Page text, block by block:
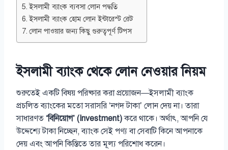
ইসলামী ব্যাংক ব্যবসা লোন পদ্ধতি
ইসলামী ব্যাংক হোম লোন ইন্টারেস্ট রেট
লোন পাওয়ার জন্য কিছু গুরুত্বপূর্ণ টিপস
ইসলামী ব্যাংক থেকে লোন নেওয়ার নিয়ম
শুরুতেই একটি বিষয় পরিষ্কার করা প্রয়োজন—ইসলামী ব্যাংক
প্রচলিত ব্যাংকের মতো সরাসরি ‘নগদ টাকা’ লোন দেয় না। তারা
সাধারণত ‘বিনিয়োগ’ (Investment)করে থাকে। অর্থাৎ, আপনি যে
উদ্দেশ্যে টাকা নিচ্ছেন, ব্যাংক সেই পণ্য বা সেবাটি কিনে আপনাকে
দেয় এবং আপনি কিস্তিতে তার মূল্য পরিশোধ করেন।